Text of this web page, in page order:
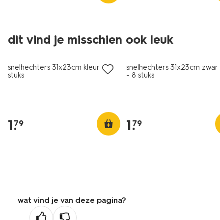
dit vind je misschien ook leuk
nieuw
snelhechters 31x23cm kleur - 8
stuks
1.
79
snelhechters 31x23cm
- 8 stuks
1.
79
wat vind je van deze pagina?